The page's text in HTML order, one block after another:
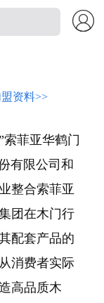

资料>>
菲亚华鹤门
有限公司和
整合索菲亚
团在木门行
配套产品的
消费者实际
高品质木